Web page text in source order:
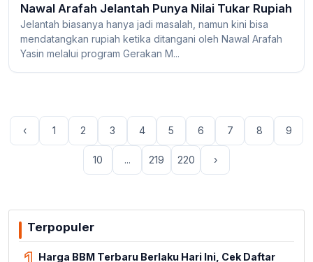
Nawal Arafah Jelantah Punya Nilai Tukar Rupiah
Jelantah biasanya hanya jadi masalah, namun kini bisa
mendatangkan rupiah ketika ditangani oleh Nawal Arafah
Yasin melalui program Gerakan M...
‹ 1 2 3 4 5 6 7 8 9
10 ... 219 220 ›
Terpopuler
Harga BBM Terbaru Berlaku Hari Ini, Cek Daftar